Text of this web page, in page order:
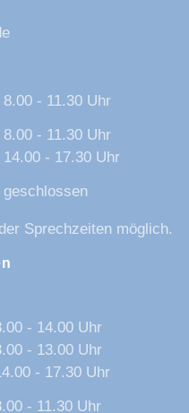
8.00 - 11.30 Uhr
8.00 - 11.30 Uhr
14.00 - 17.30 Uhr
geschlossen
Sprechzeiten möglich.
- 14.00 Uhr
- 13.00 Uhr
- 17.30 Uhr
- 11.30 Uhr